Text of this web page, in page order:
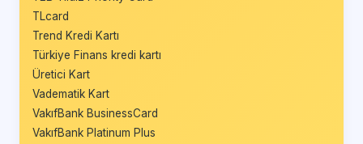
TLcard
Trend Kredi Kartı
Türkiye Finans kredi kartı
Üretici Kart
Vadematik Kart
VakıfBank BusinessCard
VakıfBank Platinum Plus